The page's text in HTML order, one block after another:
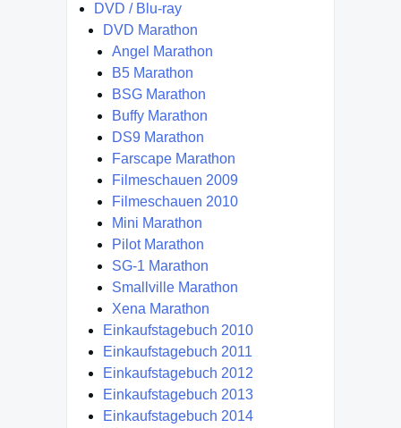
DVD / Blu-ray
DVD Marathon
Angel Marathon
B5 Marathon
BSG Marathon
Buffy Marathon
DS9 Marathon
Farscape Marathon
Filmeschauen 2009
Filmeschauen 2010
Mini Marathon
Pilot Marathon
SG-1 Marathon
Smallville Marathon
Xena Marathon
Einkaufstagebuch 2010
Einkaufstagebuch 2011
Einkaufstagebuch 2012
Einkaufstagebuch 2013
Einkaufstagebuch 2014